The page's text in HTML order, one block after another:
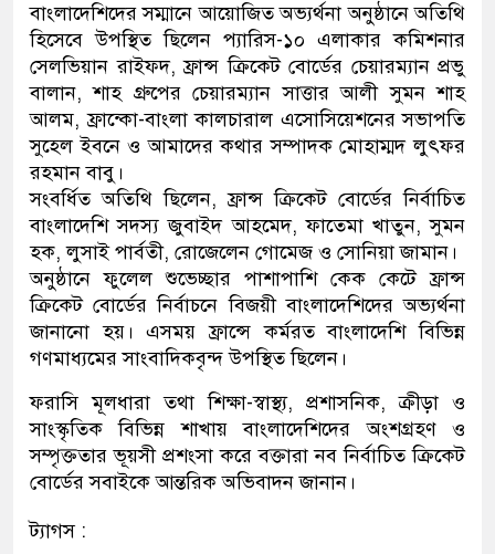
বাংলাদেশিদের সম্মানে আয়োজিত অভ্যর্থনা অনুষ্ঠানে অতিথি
হিসেবে উপস্থিত ছিলেন প্যারিস-১০ এলাকার কমিশনার
সেলভিয়ান রাইফদ, ফ্রান্স ক্রিকেট বোর্ডের চেয়ারম্যান প্রভু
বালান, শাহ গ্রুপের চেয়ারম্যান সাত্তার আলী সুমন শাহ
আলম, ফ্রান্কো-বাংলা কালচারাল এসোসিয়েশনের সভাপতি
সুহেল ইবনে ও আমাদের কথার সম্পাদক মোহাম্মদ লুৎফর
রহমান বাবু।
সংবর্ধিত অতিথি ছিলেন, ফ্রান্স ক্রিকেট বোর্ডের নির্বাচিত
বাংলাদেশি সদস্য জুবাইদ আহমেদ, ফাতেমা খাতুন, সুমন
হক, লুসাই পার্বতী, রোজেলেন গোমেজ ও সোনিয়া জামান।
অনুষ্ঠানে ফুলেল শুভেচ্ছার পাশাপাশি কেক কেটে ফ্রান্স
ক্রিকেট বোর্ডের নির্বাচনে বিজয়ী বাংলাদেশিদের অভ্যর্থনা
জানানো হয়। এসময় ফ্রান্সে কর্মরত বাংলাদেশি বিভিন্ন
গণমাধ্যমের সাংবাদিকবৃন্দ উপস্থিত ছিলেন।
ফরাসি মূলধারা তথা শিক্ষা-স্বাস্থ্য, প্রশাসনিক, ক্রীড়া ও
সাংস্কৃতিক বিভিন্ন শাখায় বাংলাদেশিদের অংশগ্রহণ ও
সম্পৃক্ততার ভূয়সী প্রশংসা করে বক্তারা নব নির্বাচিত ক্রিকেট
বোর্ডের সবাইকে আন্তরিক অভিবাদন জানান।
ট্যাগস :